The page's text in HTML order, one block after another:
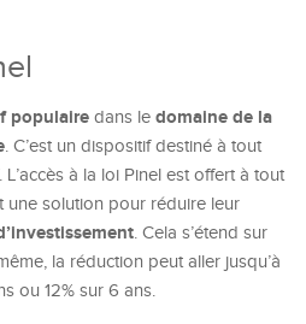
populaire dans le domaine de la
. C’est un dispositif destiné à tout
à la loi Pinel est offert à tout
une solution pour réduire leur
. Cela s’étend sur
la réduction peut aller jusqu’à
ou 12% sur 6 ans.